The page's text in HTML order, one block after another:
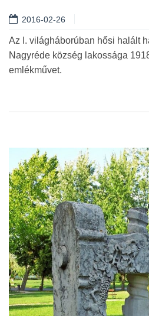
2016-02-26
Az I. világháborúban hősi halált
Nagyréde község lakossága
emlékművet.